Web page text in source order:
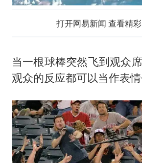
打开网易新闻 查看精
当一根球棒突然飞到观众
观众的反应都可以当作表情